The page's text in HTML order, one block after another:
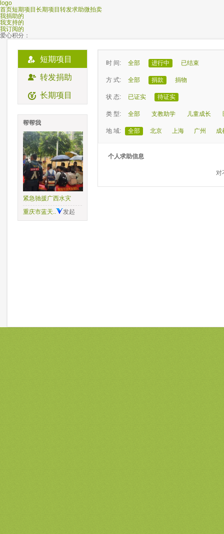
logo
首页短期项目 长期项目 转发求助微拍卖
我捐助的
我支持的
我订阅的
爱心积分：
短期项目
转发捐助
长期项目
帮帮我
紧急驰援广西水灾
重庆市蓝天..
发起
时 间: 全部 进行中 已结束
方 式: 全部 捐款 捐物
状 态: 已证实 待证实
类 型: 全部 支教助学 儿童成长
地 域: 全部 北京 上海 广州 成
个人求助信息
对